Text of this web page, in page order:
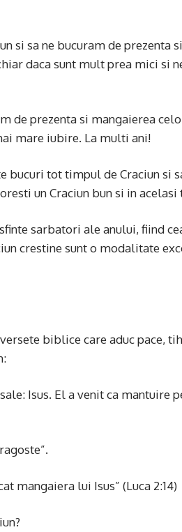
si sa ne bucuram de prezenta
daca sunt mult prea mici si
de prezenta si mangaierea
mare iubire. La multi ani!
bucuri tot timpul de Craciun si
un Craciun bun si in
sarbatori ale anului, fiind
crestine sunt o modalitate
biblice care aduc pace,
Isus. El a venit ca mantuire
mangaiera lui Isus” (Luca 2:14)